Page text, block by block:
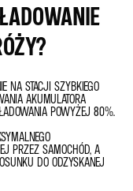
NA STACJI SZYBKIEGO
AKUMULATORA
POWYŻEJ 80%.
PRZEZ SAMOCHÓD, A
DO ODZYSKANEJ